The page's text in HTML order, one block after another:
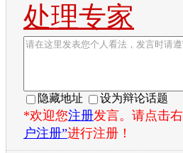
处理专家
隐藏地址 设为辩论话题
*欢迎您注册发言。请点击
户注册”进行注册！